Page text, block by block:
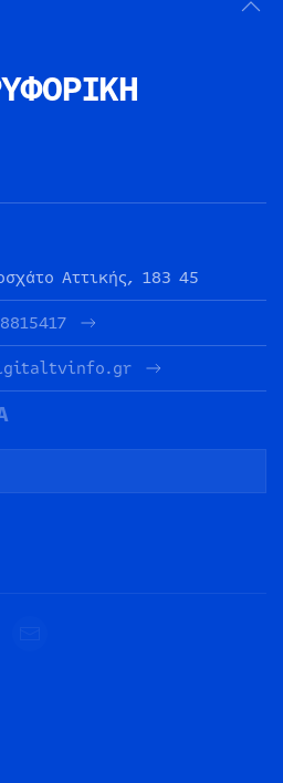
Αττικής, 183 45